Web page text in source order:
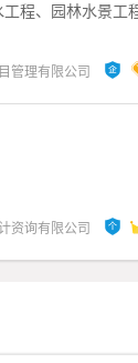
程、园林水景工
林照明工程
管理有限公司
资询有限公司